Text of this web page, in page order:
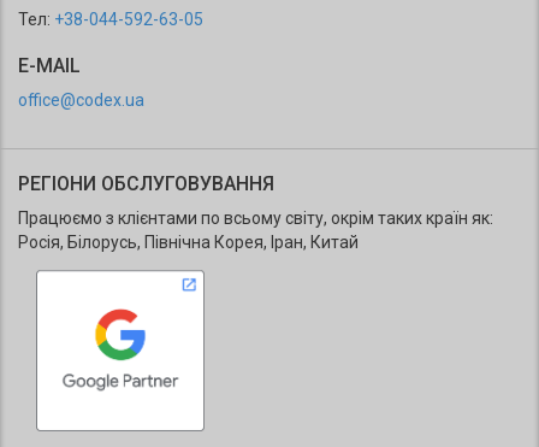
Тел: +38-044-592-63-05
E-MAIL
office@codex.ua
РЕГІОНИ ОБСЛУГОВУВАННЯ
Працюємо з клієнтами по всьому світу, окрім таких країн як:
Росія, Білорусь, Північна Корея, Іран, Китай